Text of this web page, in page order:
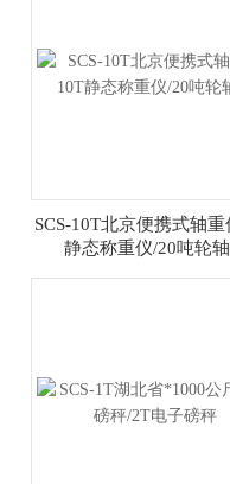
SCS-10T北京便携式轴重
静态称重仪/20吨轮